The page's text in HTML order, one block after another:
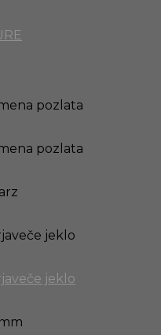
pozlata
pozlata
jeklo
jeklo